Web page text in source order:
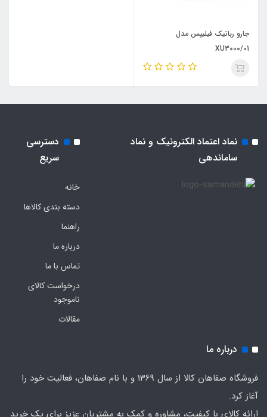
جارو رباتیک فیلیپس مدل
XU3000/01
نماد اعتماد الکترونیک و نماد
ساماندهی
دسترسی
سریع
خانه
دسته بندی کالاها
راهنما
درباره ما
تماس با ما
درخواست کالای
ناموجود
مقالات
درباره ما
فروشگاه صفاهان کالا از سال 1369 و با نام صفاهان، فعالیت خود را
آغاز کرد.
ارائه کالای با کیفیت، مشاوره و کمک به مشتریان عزیز برای یک خرید